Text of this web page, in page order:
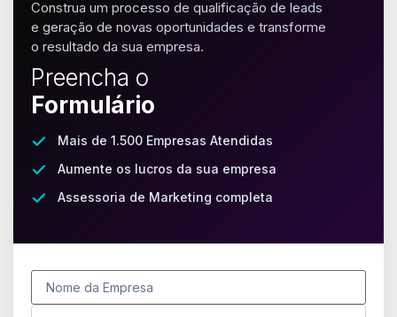
Construa um processo de qualificação de leads
e geração de novas oportunidades e transforme
o resultado da sua empresa.
Preencha o
Formulário
Mais de 1.500 Empresas Atendidas
Aumente os lucros da sua empresa
Assessoria de Marketing completa